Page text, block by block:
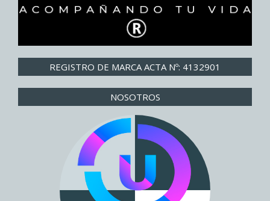
REGISTRO DE MARCA ACTA Nº: 4132901
NOSOTROS